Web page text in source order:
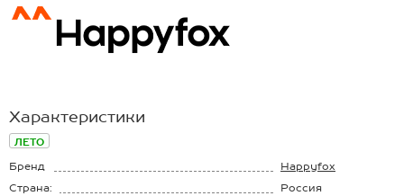
Характеристики
ЛЕТО
Бренд
Happyfox
Страна:
Россия